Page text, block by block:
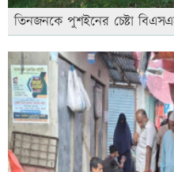
তিনজনকে পুশইনের চেষ্টা